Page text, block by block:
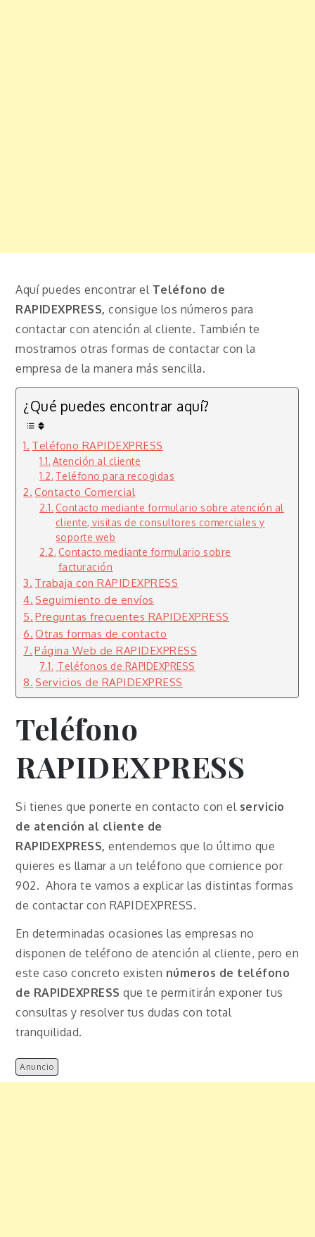
Aquí puedes encontrar el Teléfono de
RAPIDEXPRESS,consigue los números para
contactar con atención al cliente. También te
mostramos otras formas de contactar con la
empresa de la manera más sencilla.
¿Qué puedes encontrar aquí?
Teléfono RAPIDEXPRESS
Atención al cliente
Teléfono para recogidas
Contacto Comercial
Contacto mediante formulario sobre atención al
cliente, visitas de consultores comerciales y
soporte web
Contacto mediante formulario sobre
facturación
Trabaja con RAPIDEXPRESS
Seguimiento de envíos
Preguntas frecuentes RAPIDEXPRESS
Otras formas de contacto
Página Web de RAPIDEXPRESS
Teléfonos de RAPIDEXPRESS
Servicios de RAPIDEXPRESS
Teléfono
RAPIDEXPRESS
Si tienes que ponerte en contacto con el servicio
de atención al cliente de
RAPIDEXPRESS, entendemos que lo último que
quieres es llamar a un teléfono que comience por
902. Ahora te vamos a explicar las distintas formas
de contactar con RAPIDEXPRESS.
En determinadas ocasiones las empresas no
disponen de teléfono de atención al cliente, pero en
este caso concreto existen números de teléfono
de RAPIDEXPRESSque te permitirán exponer tus
consultas y resolver tus dudas con total
tranquilidad.
Anuncio